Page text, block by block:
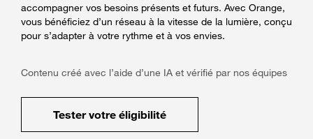
accompagner vos besoins présents et futurs. Avec Orange,
vous bénéficiez d’un réseau à la vitesse de la lumière, conçu
pour s’adapter à votre rythme et à vos envies.
Contenu créé avec l’aide d’une IA et vérifié par nos équipes
Tester votre éligibilité